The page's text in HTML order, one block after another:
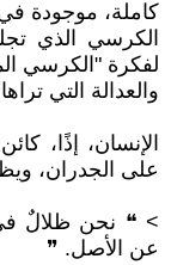
كاملة، موجودة
الكرسي الذي
لفكرة "الكرسي
والعدالة التي
الإنسان، إذًا،
على الجدران،
> ❝ نحن ظلالٌ
عن الأصل. ❞